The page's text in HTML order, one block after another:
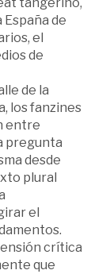
tangerino,
de
el
de
de la
los fanzines
entre
pregunta
desde
plural
el
crítica
que